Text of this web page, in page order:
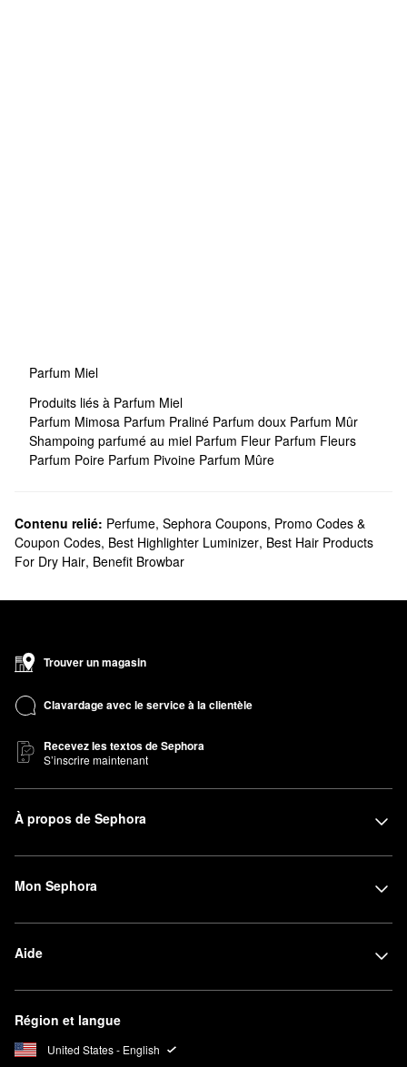
Parfum Miel
Produits liés à Parfum Miel
Parfum Mimosa Parfum Praliné Parfum doux Parfum Mûr
Shampoing parfumé au miel Parfum Fleur Parfum Fleurs
Parfum Poire Parfum Pivoine Parfum Mûre
Contenu relié: Perfume, Sephora Coupons, Promo Codes &
Coupon Codes, Best Highlighter Luminizer, Best Hair Products
For Dry Hair, Benefit Browbar
Trouver un magasin
Clavardage avec le service à la clientèle
Recevez les textos de Sephora
S’inscrire maintenant
À propos de Sephora
Mon Sephora
Aide
Région et langue
United States - English